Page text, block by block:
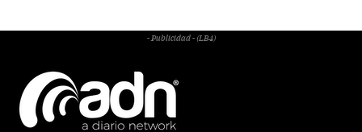
- Publicidad - (LB4)